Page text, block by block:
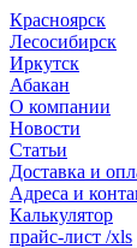
Красноярск
Лесосибирск
Иркутск
Абакан
О компании
Новости
Статьи
Доставка и
Адреса и
Калькулятор
прайс-лист /xls